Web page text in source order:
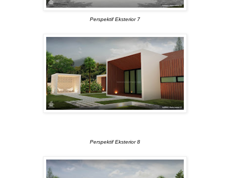
Perspektif Eksterior 7
Perspektif Eksterior 8